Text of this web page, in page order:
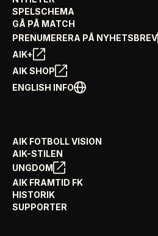
SPELSCHEMA
GÅ PÅ MATCH
PRENUMERERA PÅ NYHETSBREV
AIK+
AIK SHOP
ENGLISH INFO
AIK FOTBOLL VISION
AIK-STILEN
UNGDOM
AIK FRAMTID FK
HISTORIK
SUPPORTER